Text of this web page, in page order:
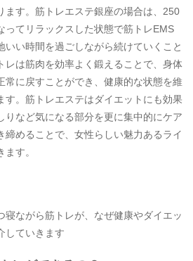
ます。筋トレエステ銀座の場合は、250
ってリラックスした状態で筋トレEMS
いい時間を過ごしながら続けていくこと
レは筋肉を効率よく鍛えることで、身体
常に戻すことができ、健康的な状態を維
す。筋トレエステはダイエットにも効果
りなど気になる部分を更に集中的にケア
締めることで、女性らしい魅力あるライ
す。
寝ながら筋トレが、なぜ健康やダイエッ
していきます